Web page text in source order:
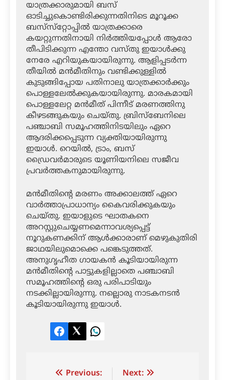
യാത്രക്കാരുമായി ബസ്
ഓടിച്ചുകൊണ്ടിരിക്കുന്നതിനിടെ മൂറൂക്ക
ബസ്‌സ്‌റ്റോപ്പില്‍ യാത്രക്കാരെ
കയറ്റുന്നതിനായി നിര്‍ത്തിയപ്പോള്‍ ആരോ
തീപിടിക്കുന്ന എന്തോ വസ്തു ഇയാള്‍ക്കു
നേരേ എറിയുകയായിരുന്നു. ആളിപ്പടര്‍ന്ന
തീയില്‍ മന്‍മീതിനും വണ്ടിക്കുള്ളില്‍
കുടുങ്ങിപ്പോയ പതിനാലു യാത്രക്കാര്‍ക്കും
പൊള്ളലേല്‍ക്കുകയായിരുന്നു. മാരകമായി
പൊള്ളലേറ്റ മന്‍മീത് പിന്നീട് മരണത്തിനു
കീഴടങ്ങുകയും ചെയ്തു. ബ്രിസ്‌ബേനിലെ
പഞ്ചാബി സമൂഹത്തിനിടയിലും ഏറെ
ആദരിക്കപ്പെടുന്ന വ്യക്തിയായിരുന്നു
ഇയാള്‍. റെയില്‍, ട്രാം, ബസ്
ഡ്രൈവര്‍മാരുടെ യൂണിയനിലെ സജീവ
പ്രവര്‍ത്തകനുമായിരുന്നു.
മന്‍മീതിന്റെ മരണം അക്കാലത്ത് ഏറെ
വാര്‍ത്താപ്രാധാന്യം കൈവരിക്കുകയും
ചെയ്തു. ഇയാളുടെ ഘാതകനെ
അറസ്റ്റുചെയ്യണമെന്നാവശ്യപ്പെട്ട്
നൂറുകണക്കിന് ആള്‍ക്കാരാണ് മെഴുകുതിരി
ജാഥയിലുമൊക്കെ പങ്കെടുത്തത്.
അനുഗൃഹീത ഗായകന്‍ കൂടിയായിരുന്ന
മന്‍മീതിന്റെ പാട്ടുകളില്ലാതെ പഞ്ചാബി
സമൂഹത്തിന്റെ ഒരു പരിപാടിയും
നടക്കില്ലായിരുന്നു. നല്ലൊരു നാടകനടന്‍
കൂടിയായിരുന്നു ഇയാള്‍.
Facebook
TwitterLinkedIn
Post Previous: Next: